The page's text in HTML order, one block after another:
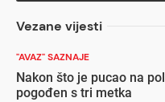
Vezane vijesti
"AVAZ" SAZNAJE
Nakon što je pucao na
pogođen s tri metka